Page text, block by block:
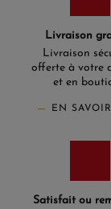
Livraison
Livraison
offerte à votre
et en
EN
Satisfait ou